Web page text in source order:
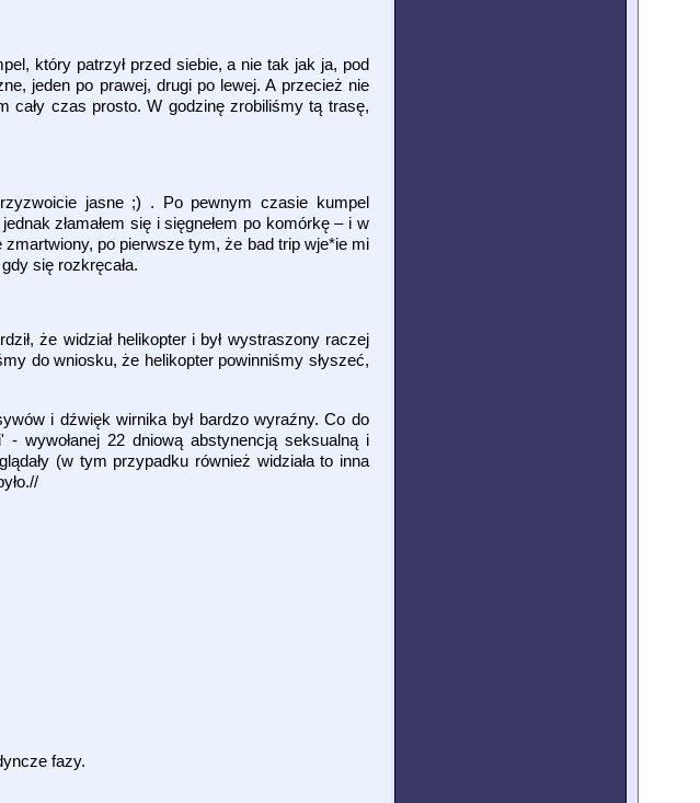
który patrzył przed siebie, a nie tak jak ja, pod
jeden po prawej, drugi po lewej. A przecież nie
cały czas prosto. W godzinę zrobiliśmy tą trasę,
jasne ;) . Po pewnym czasie kumpel
złamałem się i sięgnełem po komórkę – i w
po pierwsze tym, że bad trip wje*ie mi
się rozkręcała.
że widział helikopter i był wystraszony raczej
do wniosku, że helikopter powinniśmy słyszeć,
i dźwięk wirnika był bardzo wyraźny. Co do
wywołanej 22 dniową abstynencją seksualną i
(w tym przypadku również widziała to inna
fazy.